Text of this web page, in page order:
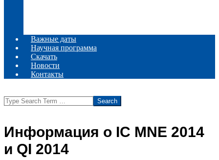
Важные даты
Научная программа
Скачать
Новости
Контакты
Search
Информация о IC MNE 2014
и QI 2014